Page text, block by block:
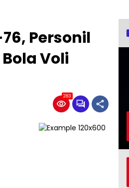
Personil
Voli
283